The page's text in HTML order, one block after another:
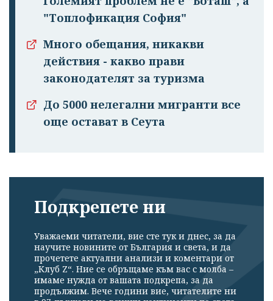
"Топлофикация София"
Много обещания, никакви
действия - какво прави
законодателят за туризма
До 5000 нелегални мигранти все
още остават в Сеута
Подкрепете ни
Уважаеми читатели, вие сте тук и днес, за да
научите новините от България и света, и да
прочетете актуални анализи и коментари от
„Клуб Z“. Ние се обръщаме към вас с молба –
имаме нужда от вашата подкрепа, за да
продължим. Вече години вие, читателите ни